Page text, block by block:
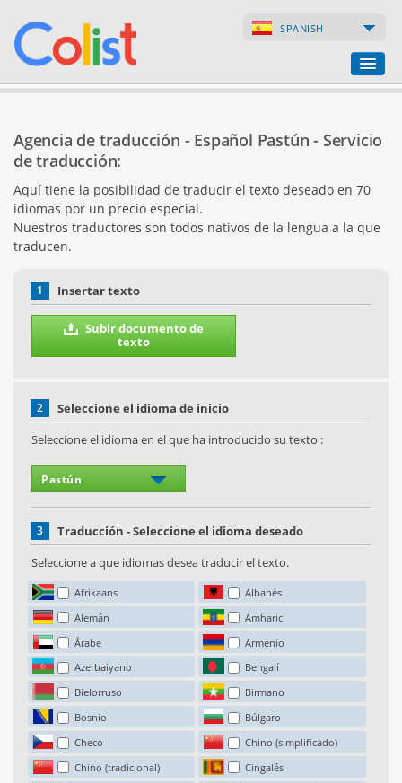
SPANISH
Índice de empresas
Páginas web
Tiendas en internet
Agencia de traducción - Español Pastún - Servicio
de traducción:
Aquí tiene la posibilidad de traducir el texto deseado en 70
idiomas por un precio especial.
Nuestros traductores son todos nativos de la lengua a la que
traducen.
1 Insertar texto
Subir documento de
texto
2
Seleccione el idioma de inicio
Seleccione el idioma en el que ha introducido su texto :
3
Traducción - Seleccione el idioma deseado
Seleccione a que idiomas desea traducir el texto.
Afrikaans
Albanés
Alemán
Amharic
Árabe
Armenio
Azerbaiyano
Bengalí
Bielorruso
Birmano
Bosnio
Búlgaro
Checo
Chino (simplificado)
Chino (tradicional)
Cingalés